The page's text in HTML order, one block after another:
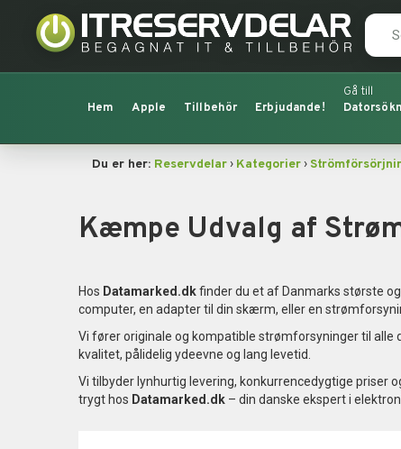
Hem Apple Tillbehör Erbjudande!
Du er her: Reservdelar› Kategorier›
Kæmpe Udvalg af
Hos Datamarked.dkfinder du et af Danmarks største
computer, en adapter til din skærm, eller en
Vi fører originale og kompatible strømforsyninger til alle
kvalitet, pålidelig ydeevne og lang levetid.
Vi tilbyder lynhurtig levering, konkurrencedygtige priser
trygt hos Datamarked.dk – din danske ekspert i